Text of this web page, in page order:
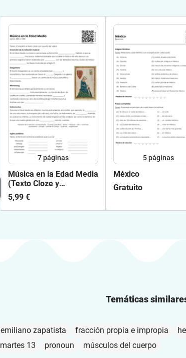
7páginas
Música en la Edad Media
(Texto Cloze y
ejercicios)
5,99 €
5páginas
México
Gratuito
Temáticas
emiliano zapatista fracción propia e impropia
martes 13 pronoun músculos del cuerpo